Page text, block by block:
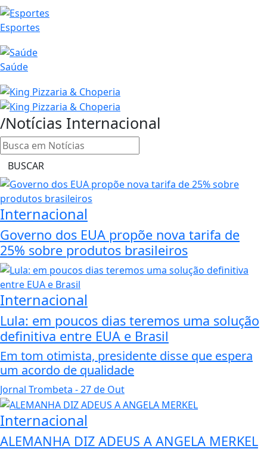
Esportes
Saúde
/Notícias Internacional
BUSCAR
Internacional
Governo dos EUA propõe nova tarifa de
25% sobre produtos brasileiros
Internacional
Lula: em poucos dias teremos uma solução
definitiva entre EUA e Brasil
Em tom otimista, presidente disse que espera
um acordo de qualidade
Jornal Trombeta - 27 de Out
Internacional
ALEMANHA DIZ ADEUS A ANGELA MERKEL